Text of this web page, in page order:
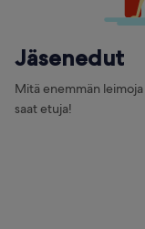
Jäsenedut
Mitä enemmän
saat etuja!